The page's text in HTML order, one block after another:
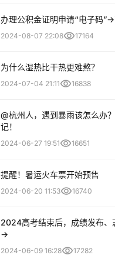
办理公积金证明申请“电子码
2024-08-07 22:08visibility17164
为什么湿热比干热更难熬？
2024-07-04 21:11visibility16838
@杭州人，遇到暴雨该怎么办
记！
2024-06-27 19:51visibility16651
提醒！暑运火车票开始预售
2024-06-20 11:53visibility16740
2024高考结束后，成绩发布、
→
2024-06-09 16:28visibility17282